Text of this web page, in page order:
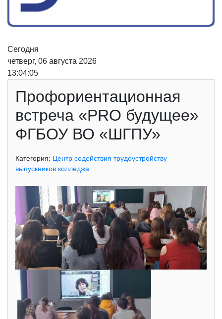
Сегодня
четверг, 06 августа 2026
13:04:05
Профориентационная
встреча «PRO будущее»
ФГБОУ ВО «ШГПУ»
Категория: Центр содействия трудоустройству
выпускников колледжа